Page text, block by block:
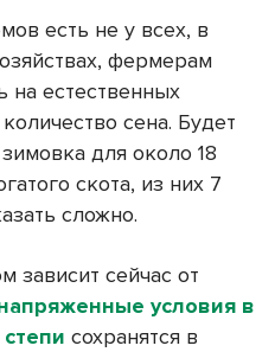
есть не у всех, в
фермерам
на естественных
сена. Будет
для около 18
скота, из них 7
сложно.
зависит сейчас от
условия в
сохранятся в